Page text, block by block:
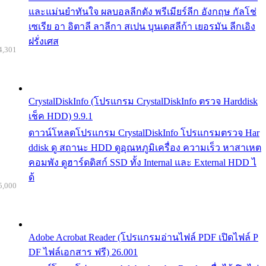
และแม่นยำทันใจ ผลบอลลีกดัง พรีเมียร์ลีก อังกฤษ กัลโช่
เซเรีย อา อิตาลี ลาลีกา สเปน บุนเดสลีก้า เยอรมัน ลีกเอิง
ฝรั่งเศส
CrystalDiskInfo (โปรแกรม CrystalDiskInfo ตรวจ Harddisk
เช็ค HDD) 9.9.1
ดาวน์โหลดโปรแกรม CrystalDiskInfo โปรแกรมตรวจ Har
ddisk ดู สถานะ HDD ดูอุณหภูมิเครื่อง ความเร็ว หาสาเหต
คอมพัง ดูฮาร์ดดิสก์ SSD ทั้ง Internal และ External HDD ไ
ด้
Adobe Acrobat Reader (โปรแกรมอ่านไฟล์ PDF เปิดไฟล์ P
DF ไฟล์เอกสาร ฟรี) 26.001